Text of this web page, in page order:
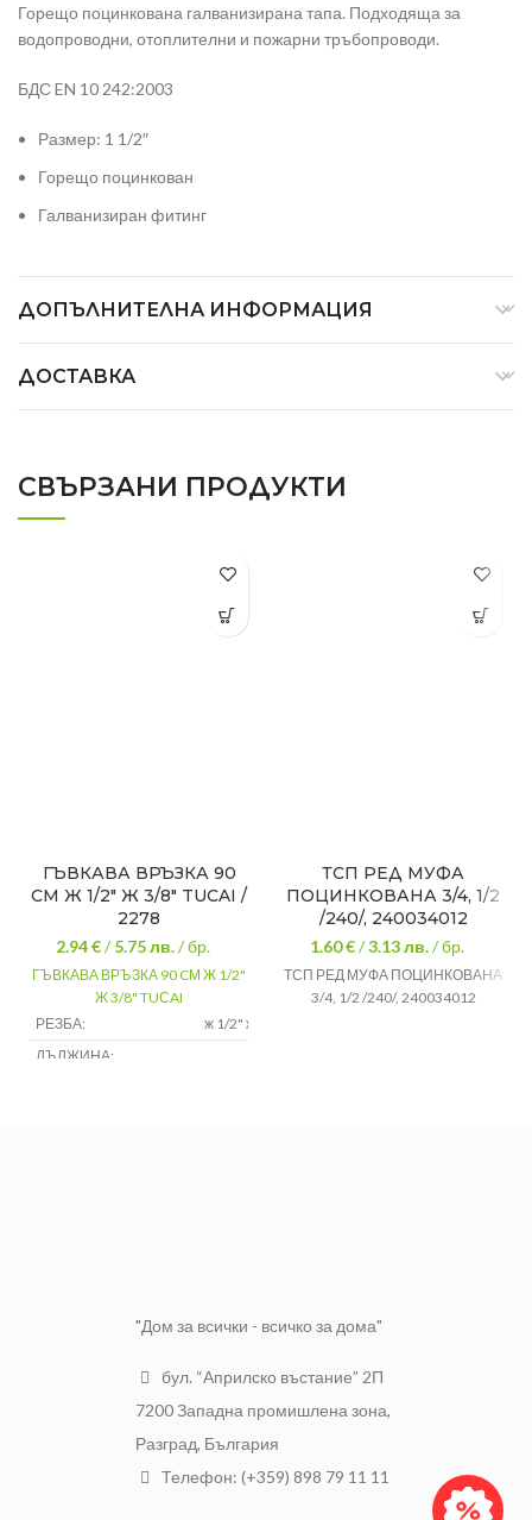
Горещо поцинкована галванизирана тапа. Подходяща за
водопроводни, отоплителни и пожарни тръбопроводи.
БДС EN 10 242:2003
Размер: 1 1/2″
Горещо поцинкован
Галванизиран фитинг
ДОПЪЛНИТЕЛНА ИНФОРМАЦИЯ
ДОСТАВКА
СВЪРЗАНИ ПРОДУКТИ
ГЪВКАВА ВРЪЗКА 90
CМ Ж 1/2″ Ж 3/8″ TUСAI /
2278
2.94 €/5.75лв./ бр.
ГЪВКАВА ВРЪЗКА 90 CМ Ж 1/2"
Ж 3/8" TUСAI
РЕЗБА:
ж 1/2" ж 3/8"
ДЪЛЖИНА:
ТСП РЕД МУФА
ПОЦИНКОВАНА 3/4, 1/2
/240/, 240034012
1.60 €/3.13лв./ бр.
ТСП РЕД МУФА ПОЦИНКОВАНА
3/4, 1/2 /240/, 240034012
"Дом за всички - всичко за дома"
бул. “Априлско въстание” 2П
7200 Западна промишлена зона,
Разград, България
Телефон: (+359) 898 79 11 11